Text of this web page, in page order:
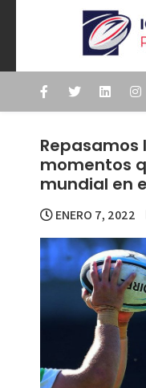
Ignacio
Rugby
Repasamos
momentos
mundial en
ENERO 7, 2022